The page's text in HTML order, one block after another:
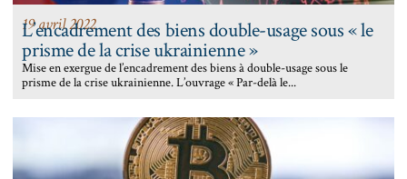
19 avril 2022
L’encadrement des biens double-usage sous « le
prisme de la crise ukrainienne »
Mise en exergue de l’encadrement des biens à double-usage sous le
prisme de la crise ukrainienne. L’ouvrage « Par-delà le...